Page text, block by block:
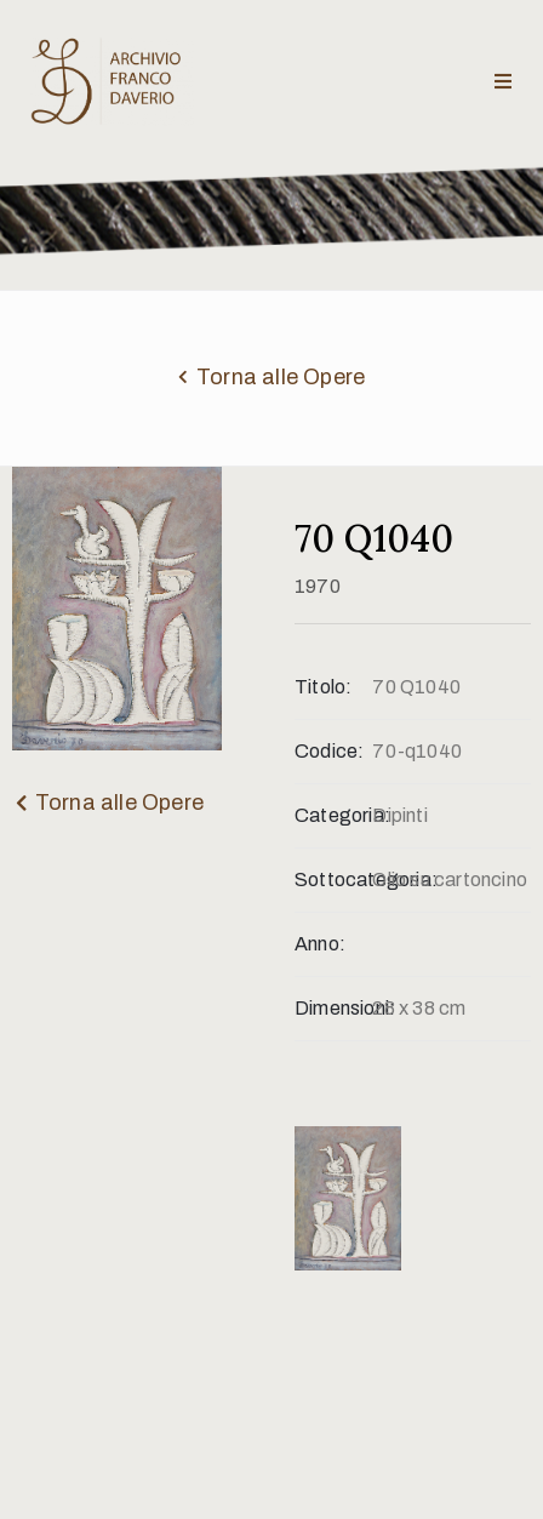
Archivio
Franco
Daverio
critici
Contatti
Torna alle Opere
Torna alle Opere
70 Q1040
1970
Titolo: 70 Q1040
Codice: 70-q1040
Categoria:Dipinti
Sottocategoria:Olio su cartoncino
Anno:
Dimensioni:28 x 38 cm